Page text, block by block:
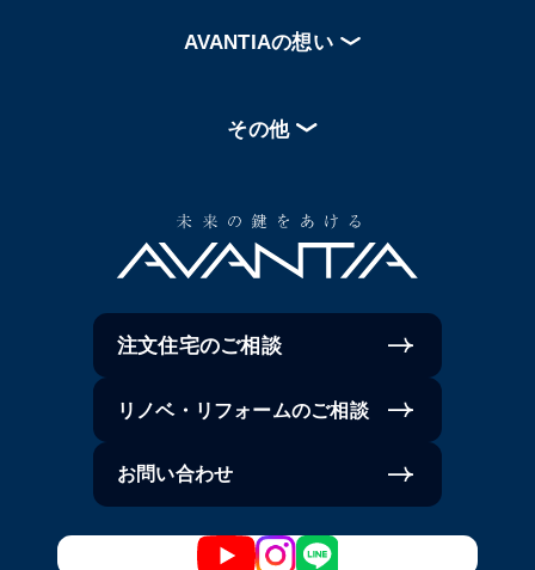
AVANTIAの想い
その他
注文住宅のご相談
リノベ・リフォームのご相談
お問い合わせ